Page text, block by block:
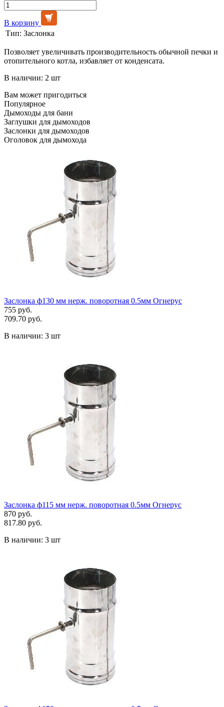
В корзину
Тип: Заслонка
Позволяет увеличивать производительность обычной печки и
отопительного котла, избавляет от конденсата.
В наличии: 2 шт
Вам может пригодиться
Популярное
Дымоходы для бани
Заглушки для дымоходов
Заслонки для дымоходов
Оголовок для дымохода
Заслонка ф130 мм нерж. поворотная 0.5мм Огнерус
755 руб.
709.70 руб.
В наличии: 3 шт
Заслонка ф115 мм нерж. поворотная 0.5мм Огнерус
870 руб.
817.80 руб.
В наличии: 3 шт